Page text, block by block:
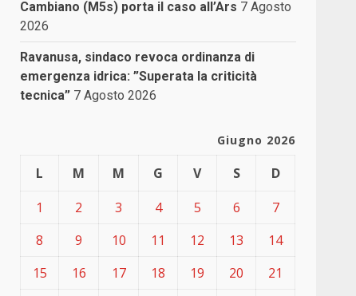
Cambiano (M5s) porta il caso all’Ars 7 Agosto
2026
Ravanusa, sindaco revoca ordinanza di
emergenza idrica: ”Superata la criticità
tecnica” 7 Agosto 2026
Giugno 2026
L M M G V S
D
1
2 3 4 5 6
7
8
9 10 11 12 13
14
15
16 17 18 19 20
21